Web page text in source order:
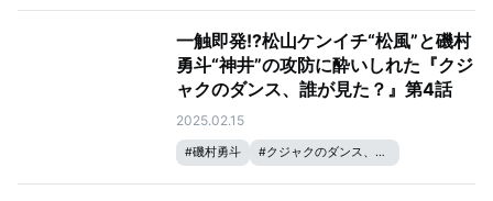
一触即発!?松山ケンイチ“松風”と磯村
勇斗“神井”の攻防に酔いしれた『クジ
ャクのダンス、誰が見た？』第4話
2025.02.15
#磯村勇斗 #クジャクのダンス、誰が見た？